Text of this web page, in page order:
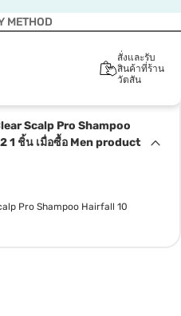
METHOD
สั่งและรับ
สินค้าที่ร้าน
วัตสัน
Scalp Pro Shampoo
1 ชิ้น เมื่อซื้อ Men product
Pro Shampoo Hairfall 10